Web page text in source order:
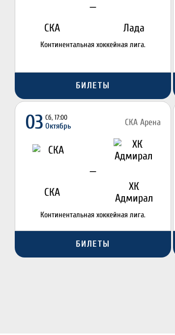
СКА
—
Лада
Континентальная хоккейная лига.
БИЛЕТЫ
03 Сб, 17:00
Октябрь СКА Арена
СКА
—
ХК
Адмирал
Континентальная хоккейная лига.
БИЛЕТЫ